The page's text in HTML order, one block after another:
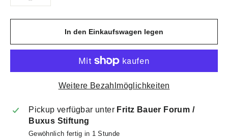
In den Einkaufswagen legen
Weitere Bezahlmöglichkeiten
Pickup verfügbar unter Fritz Bauer Forum /
Buxus Stiftung
Gewöhnlich fertig in 1 Stunde